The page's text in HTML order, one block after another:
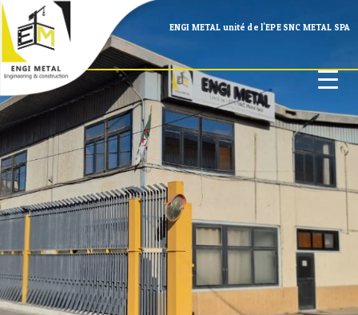
ENGI METAL unité de l'EPE SNC METAL SPA